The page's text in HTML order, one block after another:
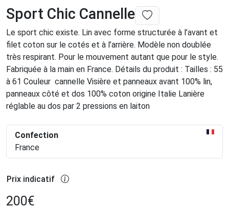
Sport Chic Cannelle
Le sport chic existe. Lin avec forme structurée à l’avant et
filet coton sur le cotés et à l’arrière. Modèle non doublée
très respirant. Pour le mouvement autant que pour le style.
Fabriquée à la main en France. Détails du produit : Tailles : 55
à 61 Couleur cannelle Visière et panneaux avant 100% lin,
panneaux côté et dos 100% coton origine Italie Lanière
réglable au dos par 2 pressions en laiton
Confection
France
Prix indicatif
200€